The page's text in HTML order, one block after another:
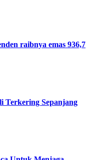
raibnya emas 936,7
Terkering Sepanjang